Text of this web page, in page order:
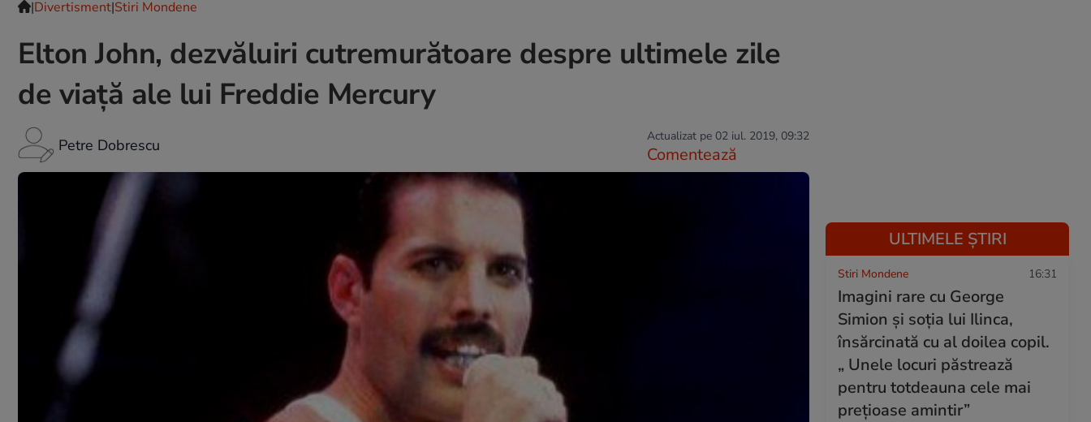
|Divertisment|Stiri Mondene
Elton John, dezvăluiri cutremurătoare despre ultimele zile
de viață ale lui Freddie Mercury
Petre Dobrescu Actualizat pe 02 iul. 2019, 09:32
Comentează
ULTIMELE ȘTIRI
Stiri Mondene 16:31
Imagini rare cu George
Simion și soția lui Ilinca,
însărcinată cu al doilea copil.
„ Unele locuri păstrează
pentru totdeauna cele mai
prețioase amintir”